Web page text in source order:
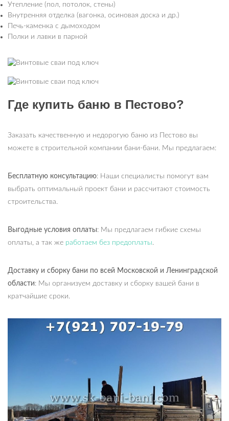
Утепление (пол, потолок, стены)
Внутренняя отделка (вагонка, осиновая доска и др.)
Печь-каменка с дымоходом
Полки и лавки в парной
Где купить баню в Пестово?
Заказать качественную и недорогую баню из Пестово вы
можете в строительной компании бани-бани. Мы предлагаем:
Бесплатную консультацию: Наши специалисты помогут вам
выбрать оптимальный проект бани и рассчитают стоимость
строительства.
Выгодные условия оплаты: Мы предлагаем гибкие схемы
оплаты, а так же работаем без предоплаты.
Доставку и сборку бани по всей Московской и Ленинградской
области: Мы организуем доставку и сборку вашей бани в
кратчайшие сроки.